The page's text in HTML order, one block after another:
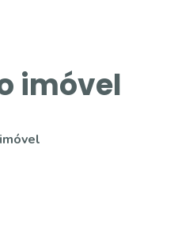
imóvel